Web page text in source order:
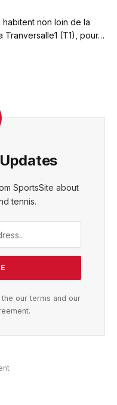
non loin de la
(T1), pour…
SportsSite about
tennis.
our terms and our